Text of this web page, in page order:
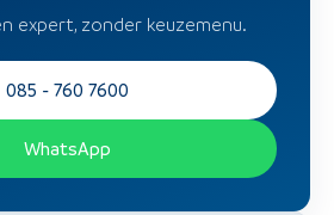
expert, zonder keuzemenu.
085 - 760 7600
WhatsApp